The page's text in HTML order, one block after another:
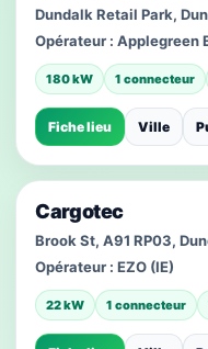
Dundalk Retail Park,
Opérateur : Applegreen
180 kW 1 connecteur
Fiche lieu Ville
Cargotec
Brook St, A91 RP03,
Opérateur : EZO (IE)
22 kW 1 connecteur